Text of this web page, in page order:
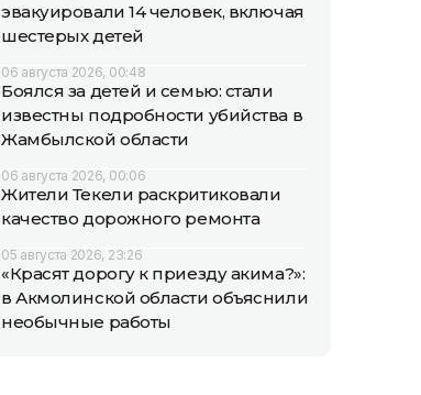
эвакуировали 14 человек, включая
шестерых детей
06 августа 2026, 00:48
Боялся за детей и семью: стали
известны подробности убийства в
Жамбылской области
06 августа 2026, 00:06
Жители Текели раскритиковали
качество дорожного ремонта
05 августа 2026, 23:26
«Красят дорогу к приезду акима?»:
в Акмолинской области объяснили
необычные работы